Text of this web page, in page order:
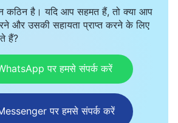
कठिन है। यदि आप सहमत हैं, तो क्या आप
और उसकी सहायता प्राप्त करने के लिए
हैं?
पर हमसे संपर्क करें
पर हमसे संपर्क करें